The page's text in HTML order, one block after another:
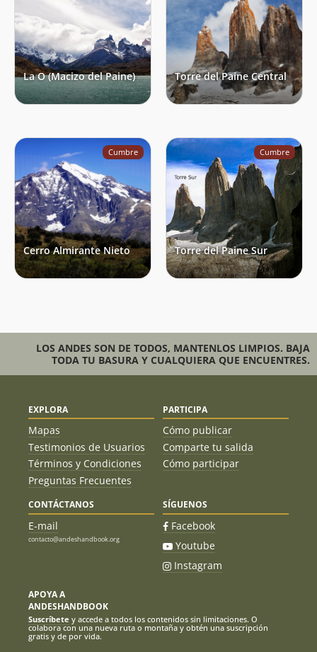
La O (Macizo del Paine) Torre del Paine Central
Cumbre
Cerro Almirante Nieto
Cumbre
Torre del Paine Sur
LOS ANDES SON DE TODOS, MANTENLOS LIMPIOS. BAJA
TODA TU BASURA Y CUALQUIERA QUE ENCUENTRES.
EXPLORA
Mapas
Testimonios de Usuarios
Términos y Condiciones
Preguntas Frecuentes
PARTICIPA
Cómo publicar
Comparte tu salida
Cómo participar
CONTÁCTANOS
E-mail
contacto@andeshandbook.org
SÍGUENOS
Facebook
Youtube
Instagram
APOYA A
ANDESHANDBOOK
Suscríbete y accede a todos los contenidos sin limitaciones. O
colabora con una nueva ruta o montaña y obtén una suscripción
gratis y de por vida.